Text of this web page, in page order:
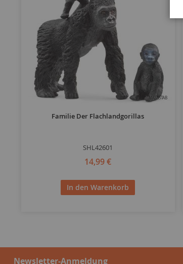
MASSSTAB
Familie Der Flachlandgorillas
SHL42601
14,99 €
In den Warenkorb
Newsletter-Anmeldung